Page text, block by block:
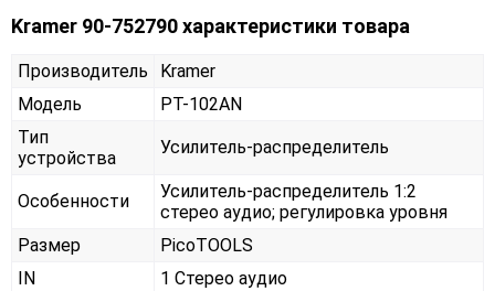
Kramer 90-752790 характеристики товара
Производитель
Kramer
Модель
PT-102AN
Тип
устройства
Усилитель-распределитель
Особенности
Усилитель-распределитель 1:2
стерео аудио; регулировка уровня
Размер
PicoTOOLS
IN
1 Стерео аудио